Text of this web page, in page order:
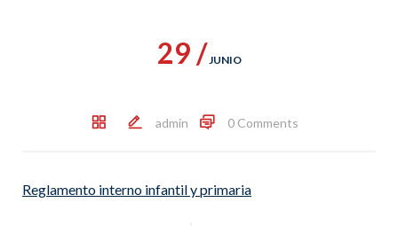
29 /JUNIO
admin 0 Comments
Reglamento interno infantil y primaria